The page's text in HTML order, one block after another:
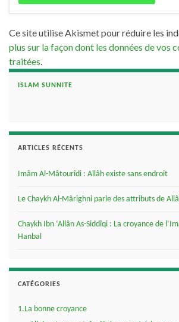
Ce site utilise Akismet pour réduire les
plus sur la façon dont les données de vos
traitées
ISLAM SUNNITE
ARTICLES RÉCENTS
Imâm Al-Mâtourîdi : Allâh existe sans endroit
Le Chaykh Al-Mârighni parle des attributs de
Chaykh Ibn ‘Allân As-Siddîqi : La croyance de
Hanbal
CATÉGORIES
1.La bonne croyance